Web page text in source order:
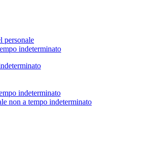
personale
indeterminato
indeterminato
non a tempo indeterminato